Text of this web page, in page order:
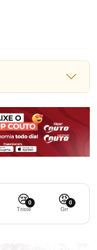
😢0
Triste
😡0
Grr